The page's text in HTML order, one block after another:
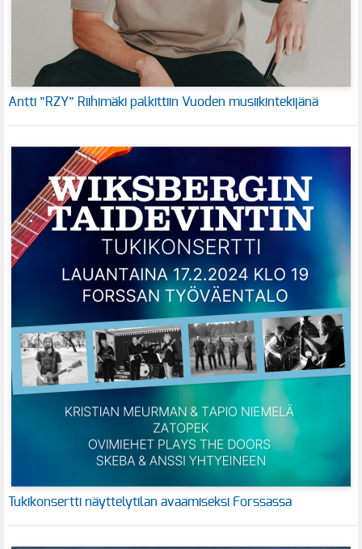
Antti ”RZY” Riihimäki palkittiin Vuoden musiikintekijänä
Tukikonsertti näyttelytilan avaamiseksi Forssassa